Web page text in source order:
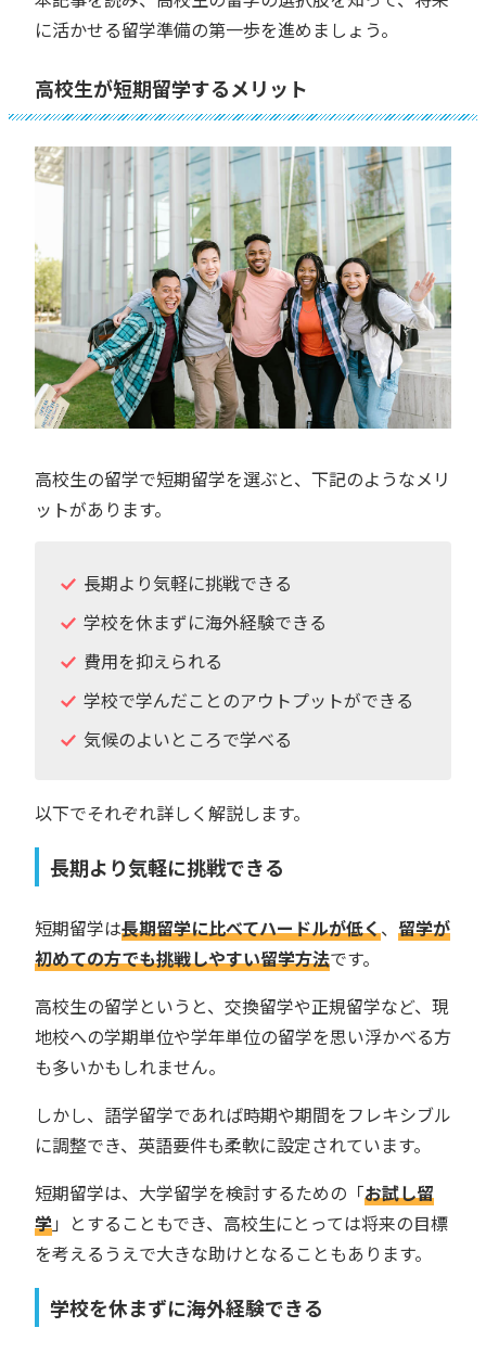
に活かせる留学準備の第一歩を進めましょう。
高校生が短期留学するメリット
高校生の留学で短期留学を選ぶと、下記のようなメリ
ットがあります。
長期より気軽に挑戦できる
学校を休まずに海外経験できる
費用を抑えられる
学校で学んだことのアウトプットができる
気候のよいところで学べる
以下でそれぞれ詳しく解説します。
長期より気軽に挑戦できる
短期留学は長期留学に比べてハードルが低く、 留学が
初めての方でも挑戦しやすい留学方法です。
高校生の留学というと、交換留学や正規留学など、現
地校への学期単位や学年単位の留学を思い浮かべる方
も多いかもしれません。
しかし、語学留学であれば時期や期間をフレキシブル
に調整でき、英語要件も柔軟に設定されています。
短期留学は、大学留学を検討するための「お試し留
学」とすることもでき、高校生にとっては将来の目標
を考えるうえで大きな助けとなることもあります。
学校を休まずに海外経験できる